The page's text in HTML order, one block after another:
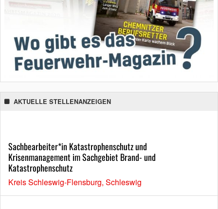
AKTUELLE STELLENANZEIGEN
Sachbearbeiter*in Katastrophenschutz und
Krisenmanagement im Sachgebiet Brand- und
Katastrophenschutz
Kreis Schleswig-Flensburg, Schleswig